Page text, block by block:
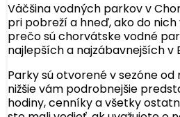
Väčšina vodných parkov v
pri pobreží a hneď, ako do
prečo sú chorvátske vodné
najlepších a najzábavnejších v
Parky sú otvorené v sezóne
nižšie vám podrobnejšie
hodiny, cenníky a všetky